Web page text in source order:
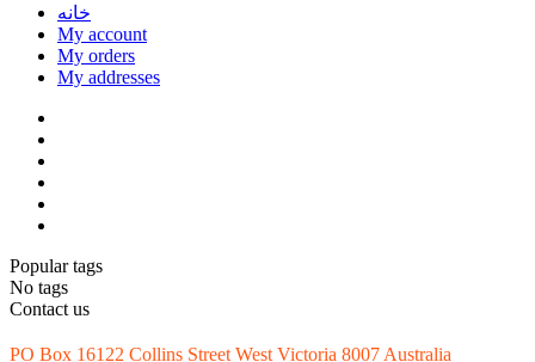
خانه
My account
My orders
My addresses
Popular tags
No tags
Contact us
PO Box 16122 Collins Street West Victoria 8007 Australia